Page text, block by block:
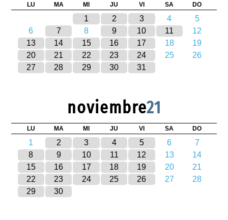
LU MA MI JU VI SA DO
1 2 3 4
5
6
7 8 9 10 11
12
13
14 15 16 17 18
19
20
21 22 23 24 25
26
27
28 29 30 31
noviembre21
LU MA MI JU VI SA DO
1 2 3 4 5 6
7
8
9 10 11 12 13
14
15
16 17 18 19 20
21
22
23 24 25 26 27
28
29
30